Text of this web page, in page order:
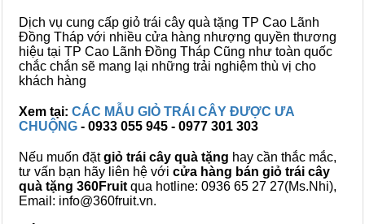
Dịch vụ cung cấp giỏ trái cây quà tặng TP Cao Lãnh
Đồng Tháp với nhiều cửa hàng nhượng quyền thương
hiệu tại TP Cao Lãnh Đồng Tháp Cũng như toàn quốc
chắc chắn sẽ mang lại những trải nghiệm thù vị cho
khách hàng
Xem tại: CÁC MẪU GIỎ TRÁI CÂY ĐƯỢC ƯA
CHUỘNG - 0933 055 945 - 0977 301 303
Nếu muốn đặtgiỏ trái cây quà tặng hay cần thắc mắc,
tư vấn bạn hãy liên hệ với cửa hàng bán giỏ trái cây
quà tặng 360Fruit qua hotline: 0936 65 27 27(Ms.Nhi),
Email: info@360fruit.vn.